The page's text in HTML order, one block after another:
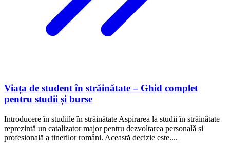
Viața de student în străinătate – Ghid complet
pentru studii și burse
Introducere în studiile în străinătate Aspirarea la studii în străinătate
reprezintă un catalizator major pentru dezvoltarea personală și
profesională a tinerilor români. Această decizie este....